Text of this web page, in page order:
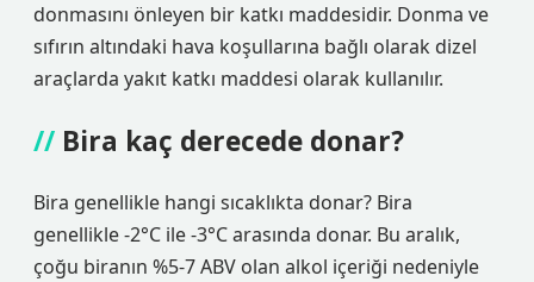
donmasını önleyen bir katkı maddesidir. Donma ve
sıfırın altındaki hava koşullarına bağlı olarak dizel
araçlarda yakıt katkı maddesi olarak kullanılır.
Bira kaç derecede donar?
Bira genellikle hangi sıcaklıkta donar? Bira
genellikle -2°C ile -3°C arasında donar. Bu aralık,
çoğu biranın %5-7 ABV olan alkol içeriği nedeniyle